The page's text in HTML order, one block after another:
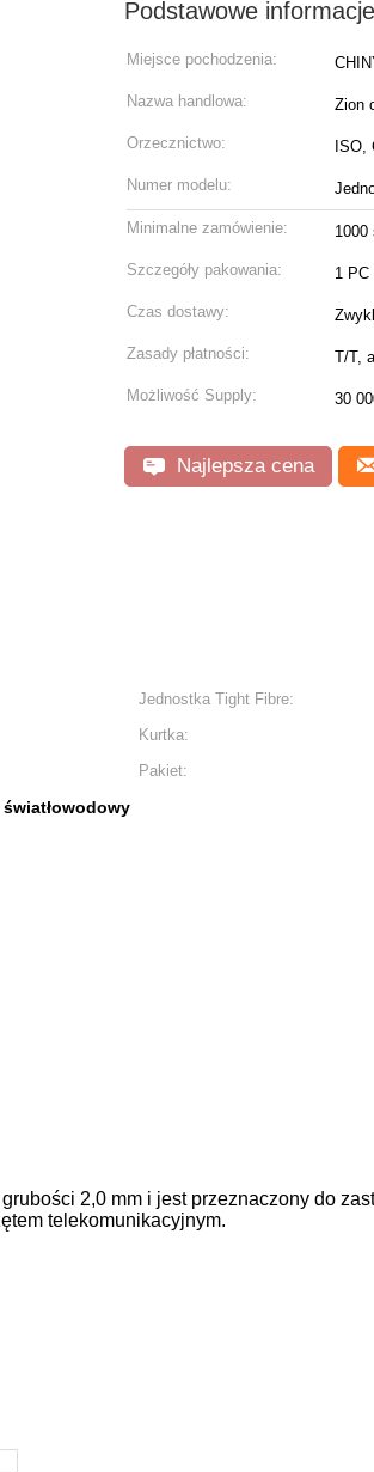
Podstawowe informacje
Miejsce pochodzenia:
Nazwa handlowa: Zion
Orzecznictwo: ISO,
Numer modelu:
Minimalne zamówienie: 1000
Szczegóły pakowania: 1 PC
Czas dostawy:
Zasady płatności: T/T,
Możliwość Supply: 30
Najlepsza cena
Jednostka Tight Fibre:
Kurtka:
Pakiet:
2,0 mm i jest przeznaczony do
telekomunikacyjnym.